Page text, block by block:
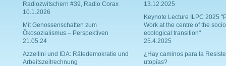
Radiozwitschern #39, Radio Corax
10.1.2026
Mit Genossenschaften zum
Ökosozialismus – Perspektiven
21.05.24
Azzellini und IDA: Rätedemokratie und
Arbeitszeitrechnung
13.12.2025
Keynote Lecture ILPC 2025
Work at the centre of the
ecological transition"
25.4.2025
¿Hay caminos para la
utopías?